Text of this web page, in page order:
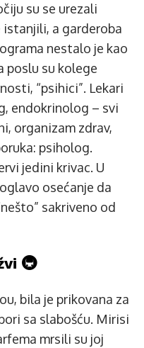
su se urezali
a garderoba
nestalo je kao
poslu su kolege
“psihici”. Lekari
endokrinolog – svi
organizam zdrav,
psiholog.
jedini krivac. U
osećanje da
sakriveno od
🚇
bila je prikovana za
sa slabošću. Mirisi
mrsili su joj